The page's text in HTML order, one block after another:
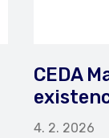
CEDA
4. 2. 2026